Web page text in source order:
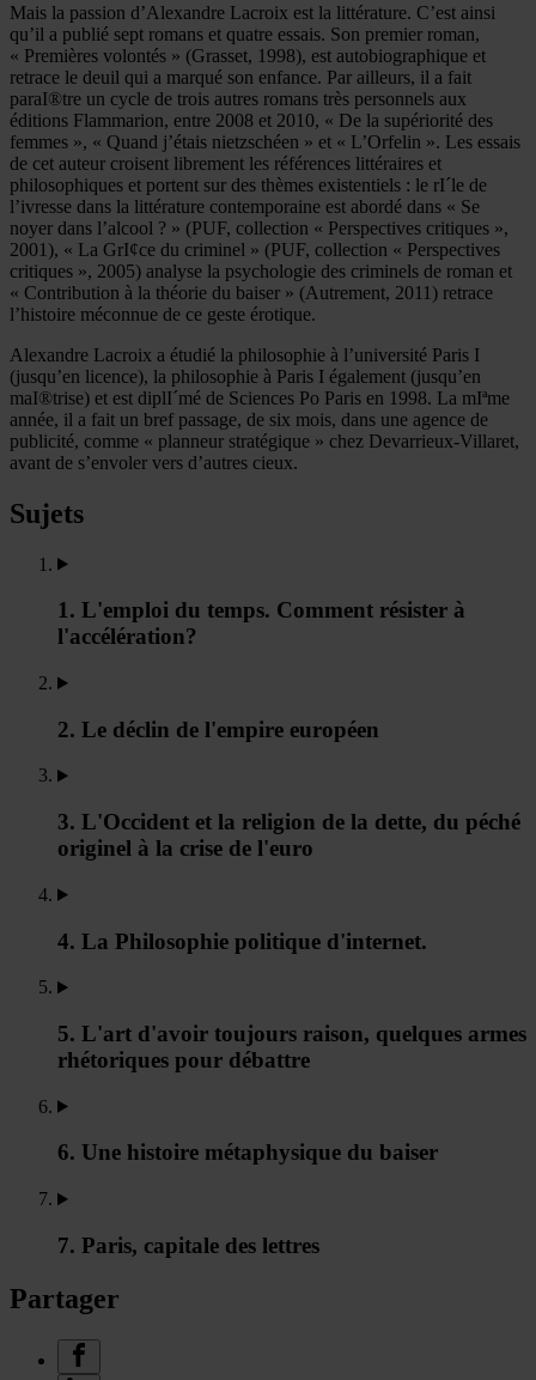
Mais la passion d’Alexandre Lacroix est la littérature. C’est ainsi
qu’il a publié sept romans et quatre essais. Son premier roman,
« Premières volontés » (Grasset, 1998), est autobiographique et
retrace le deuil qui a marqué son enfance. Par ailleurs, il a fait
paraI®tre un cycle de trois autres romans très personnels aux
éditions Flammarion, entre 2008 et 2010, « De la supériorité des
femmes », « Quand j’étais nietzschéen » et « L’Orfelin ». Les essais
de cet auteur croisent librement les références littéraires et
philosophiques et portent sur des thèmes existentiels : le rI´le de
l’ivresse dans la littérature contemporaine est abordé dans « Se
noyer dans l’alcool ? » (PUF, collection « Perspectives critiques »,
2001), « La GrI¢ce du criminel » (PUF, collection « Perspectives
critiques », 2005) analyse la psychologie des criminels de roman et
« Contribution à la théorie du baiser » (Autrement, 2011) retrace
l’histoire méconnue de ce geste érotique.
Alexandre Lacroix a étudié la philosophie à l’université Paris I
(jusqu’en licence), la philosophie à Paris I également (jusqu’en
maI®trise) et est diplI´mé de Sciences Po Paris en 1998. La mIªme
année, il a fait un bref passage, de six mois, dans une agence de
publicité, comme « planneur stratégique » chez Devarrieux-Villaret,
avant de s’envoler vers d’autres cieux.
Sujets
1. L'emploi du temps. Comment résister à
l'accélération?
2. Le déclin de l'empire européen
3. L'Occident et la religion de la dette, du péché
originel à la crise de l'euro
4. La Philosophie politique d'internet.
5. L'art d'avoir toujours raison, quelques armes
rhétoriques pour débattre
6. Une histoire métaphysique du baiser
7. Paris, capitale des lettres
Partager